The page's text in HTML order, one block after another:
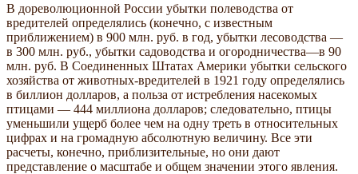
В дореволюционной России убытки полеводства от
вредителей определялись (конечно, с известным
приближением) в 900 млн. руб. в год, убытки лесоводства —
в 300 млн. руб., убытки садоводства и огородничества—в 90
млн. руб. В Соединенных Штатах Америки убытки сельского
хозяйства от животных-вредителей в 1921 году определялись
в биллион долларов, а польза от истребления насекомых
птицами — 444 миллиона долларов; следовательно, птицы
уменьшили ущерб более чем на одну треть в относительных
цифрах и на громадную абсолютную величину. Все эти
расчеты, конечно, приблизительные, но они дают
представление о масштабе и общем значении этого явления.